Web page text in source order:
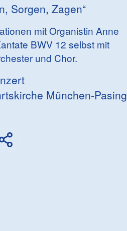
Sorgen, Zagen“
mit Organistin Anne
BWV 12 selbst mit
und Chor.
München-Pasing